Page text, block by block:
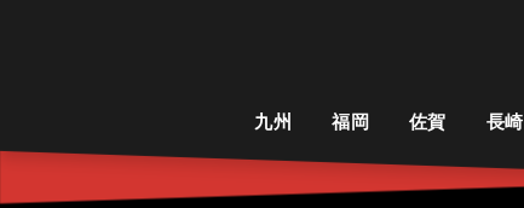
九州 福岡 佐賀 長崎